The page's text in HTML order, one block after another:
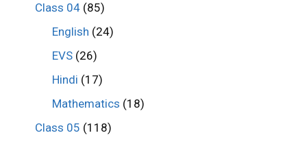
Class 04(85)
English (24)
EVS (26)
Hindi (17)
Mathematics (18)
Class 05 (118)